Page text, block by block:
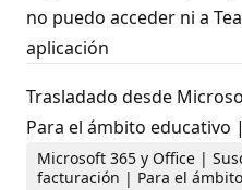
p
t
a
i
n
no puedo acceder ni a
aplicación
Trasladado desde
Para el ámbito educativo
Microsoft 365 y Office |
facturación | Para el